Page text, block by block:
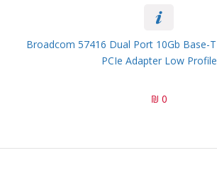
כרטיס רשת לשרת Broadcom 57416 Dual Port 10Gb Base-T
PCIe Adapter Low Profile
0 ₪